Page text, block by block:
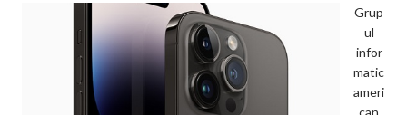
Grup
ul
infor
matic
ameri
can